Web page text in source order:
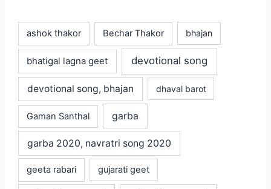
ashok thakor Bechar Thakor bhajan
bhatigal lagna geet devotional song
devotional song, bhajan dhaval barot
Gaman Santhal garba
garba 2020, navratri song 2020
geeta rabari gujarati geet